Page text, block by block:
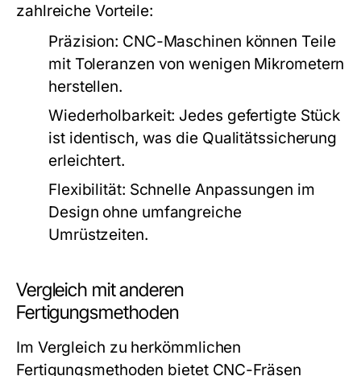
zahlreiche Vorteile:
Präzision: CNC-Maschinen können Teile
mit Toleranzen von wenigen Mikrometern
herstellen.
Wiederholbarkeit: Jedes gefertigte Stück
ist identisch, was die Qualitätssicherung
erleichtert.
Flexibilität: Schnelle Anpassungen im
Design ohne umfangreiche
Umrüstzeiten.
Vergleich mit anderen
Fertigungsmethoden
Im Vergleich zu herkömmlichen
Fertigungsmethoden bietet CNC-Fräsen